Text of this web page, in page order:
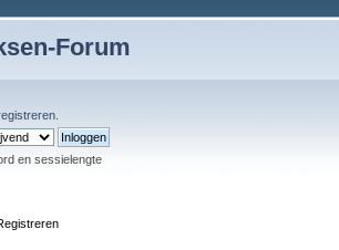
Forum
en sessielengte